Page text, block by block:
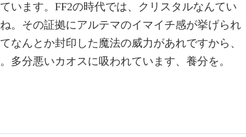
います。FF2の時代では、クリスタルなんてい
。その証拠にアルテマのイマイチ感が挙げられ
なんとか封印した魔法の威力があれですから、
多分悪いカオスに吸われています、養分を。